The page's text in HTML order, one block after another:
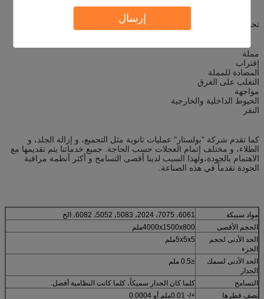
إرسال
نحن نمتلك أيضا مجموعة متنوعة من إمكانيات التصنيع CNC الأخرى، مثل:
مملة
إقتراب
المضادة للمملة
التغلب على الغرق
مواجهة
الخيوط الداخلية والخارجية
النقر
كما تقدم شركة "بولستار" عمليات ثانوية مثل التجميع، و إزالة الجلد، و
الطلاء، و مختلف إتمام العجلات حسب الحاجة. جميع خدماتنا يتم تقديمها مع
الاهتمام بالجودة،ولهذا السبب لدينا أقصى التسامح و أكثر أنظمة مراقبة
الجودة تقدماً في هذه الصناعة.
مواد سبيكة
6061، 7075، 2024، 5083، 5052، 6082، الخ
الحجم الأقصى
4000x1500x800ملم
الحد الأدنى لحجم
الجزء
5x5x5ملم
الحد الأدنى لسمك
الجدار
≤0.5 ملم
التسامح
كلما كان الجدار سميكاً، كلما كانت النظامية أفضل.
نصف قطرها
+/- 0.01ملم أو 0.0004